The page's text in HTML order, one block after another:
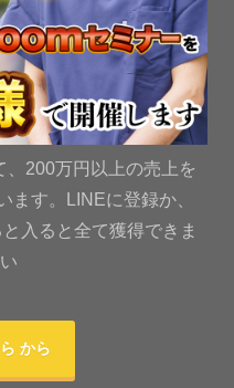
200万円以上の売上を
ます。LINEに登録か、
入ると全て獲得できま
から